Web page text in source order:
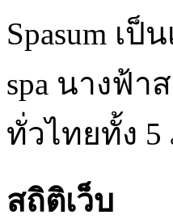
Spasum เป็
spa นางฟ้
ทั่วไทยทั้ง 5
สถิติเว็บ